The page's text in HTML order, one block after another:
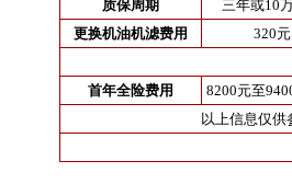
质保周期
三年或10
更换机油机滤费用
320元
首年全险费用
8200元至
以上信息仅